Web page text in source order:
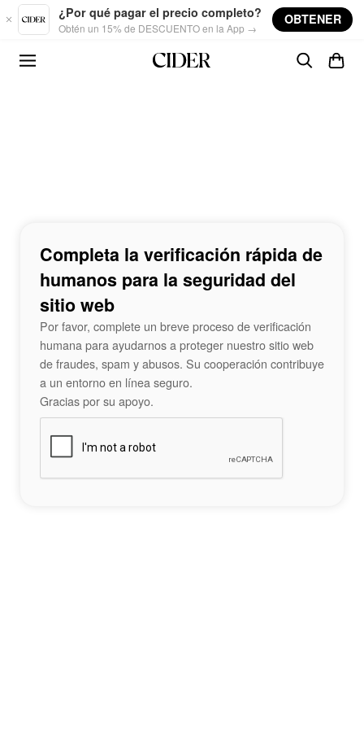
Skip to main content
¿Por qué pagar el precio completo?
Obtén un 15% de DESCUENTO en la App →
OBTENER
Completa la verificación rápida de
humanos para la seguridad del
sitio web
Por favor, complete un breve proceso de verificación
humana para ayudarnos a proteger nuestro sitio web
de fraudes, spam y abusos. Su cooperación contribuye
a un entorno en línea seguro.
Gracias por su apoyo.